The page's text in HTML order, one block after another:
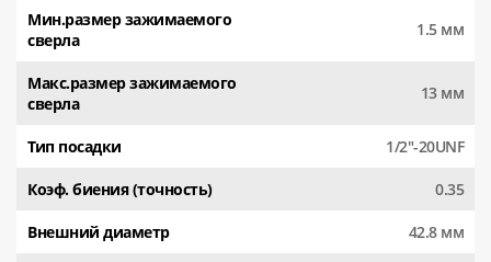
Мин.размер зажимаемого
сверла
1.5 мм
Макс.размер зажимаемого
сверла
13 мм
Тип посадки 1/2"-20UNF
Коэф. биения (точность) 0.35
Внешний диаметр 42.8 мм